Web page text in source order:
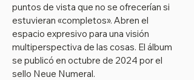
puntos de vista que no se ofrecerían si
estuvieran «completos». Abren el
espacio expresivo para una visión
multiperspectiva de las cosas. El álbum
se publicó en octubre de 2024 por el
sello Neue Numeral.